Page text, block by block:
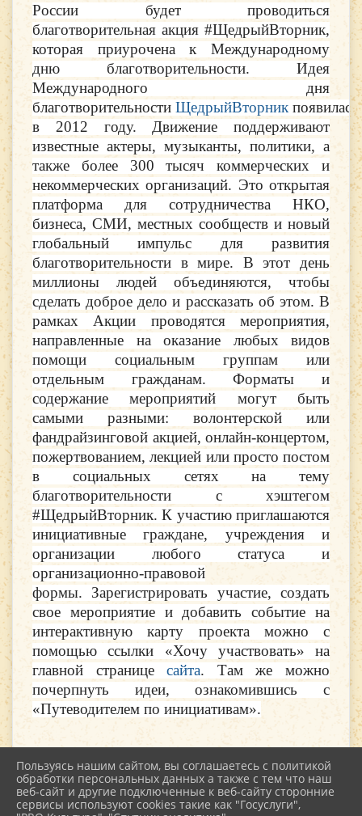
России будет проводиться
благотворительная акция #ЩедрыйВторник,
которая приурочена к Международному
дню благотворительности. Идея
Международного дня
благотворительности ЩедрыйВторник появилась
в 2012 году. Движение поддерживают
известные актеры, музыканты, политики, а
также более 300 тысяч коммерческих и
некоммерческих организаций. Это открытая
платформа для сотрудничества НКО,
бизнеса, СМИ, местных сообществ и новый
глобальный импульс для развития
благотворительности в мире. В этот день
миллионы людей объединяются, чтобы
сделать доброе дело и рассказать об этом. В
рамках Акции проводятся мероприятия,
направленные на оказание любых видов
помощи социальным группам или
отдельным гражданам. Форматы и
содержание мероприятий могут быть
самыми разными: волонтерской или
фандрайзинговой акцией, онлайн-концертом,
пожертвованием, лекцией или просто постом
в социальных сетях на тему
благотворительности с хэштегом
#ЩедрыйВторник.К участию приглашаются
инициативные граждане, учреждения и
организации любого статуса и
организационно-правовой
формы. Зарегистрировать участие, создать
свое мероприятие и добавить событие на
интерактивную карту проекта можно с
помощью ссылки «Хочу участвовать» на
главной страницесайта. Там же можно
почерпнуть идеи, ознакомившись с
«Путеводителем по инициативам».
2026 г. kultstar.ru
Вход
Пользуясь нашим сайтом, вы соглашаетесь с политикой
обработки персональных данных а также с тем что наш
веб-сайт и другие подключенные к веб-сайту сторонние
сервисы используют cookies такие как "Госуслуги",